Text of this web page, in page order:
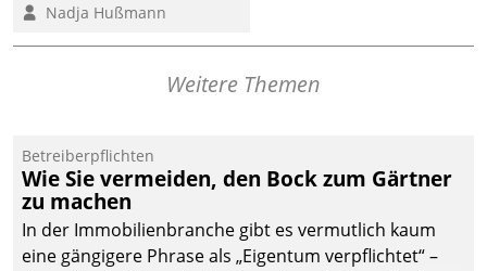
digitalen Cockpit, das
situationsbezogen
passende Fragen und
Dialogführung ermöglicht
dem externen
Serviceteam, Anrufe von
Mietenden zügiger und
effizienter zu bearbeiten.
Nadja Hußmann
Weitere Themen
Betreiberpflichten
Wie Sie vermeiden, den Bock zum Gärtner
zu machen
In der Immobilienbranche gibt es vermutlich kaum
eine gängigere Phrase als „Eigentum verpflichtet“ –